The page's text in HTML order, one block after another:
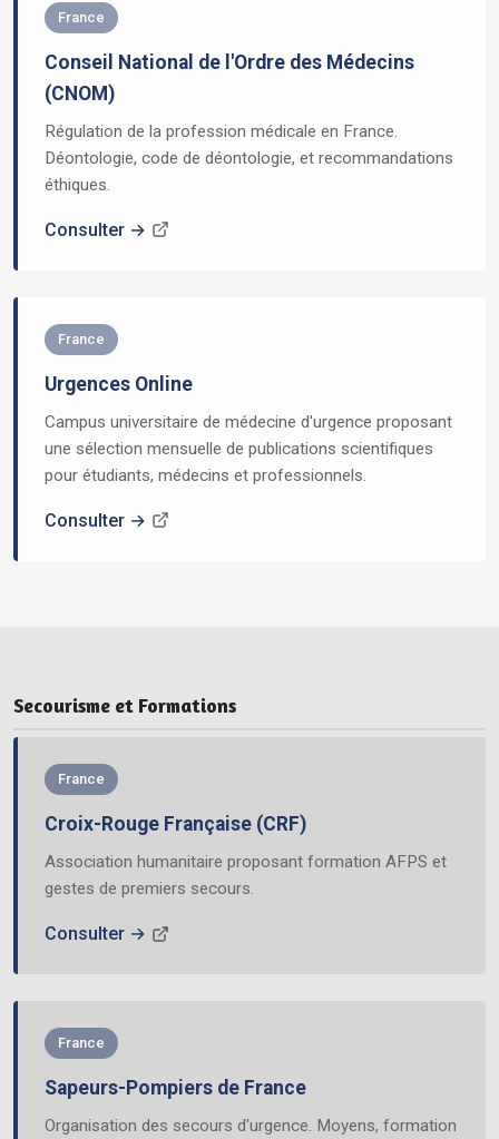
France
Conseil National de l'Ordre des Médecins
(CNOM)
Régulation de la profession médicale en France.
Déontologie, code de déontologie, et recommandations
éthiques.
Consulter →
France
Urgences Online
Campus universitaire de médecine d'urgence proposant
une sélection mensuelle de publications scientifiques
pour étudiants, médecins et professionnels.
Consulter →
Secourisme et Formations
France
Croix-Rouge Française (CRF)
Association humanitaire proposant formation AFPS et
gestes de premiers secours.
Consulter →
France
Sapeurs-Pompiers de France
Organisation des secours d'urgence. Moyens, formation